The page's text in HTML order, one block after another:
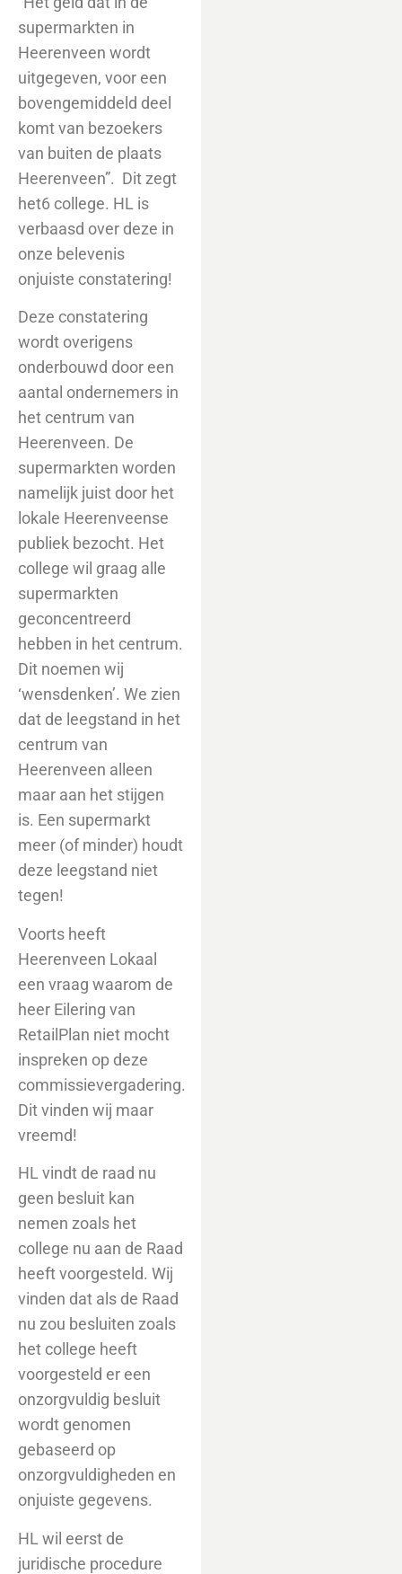
supermarkten in
Heerenveen wordt
uitgegeven, voor een
bovengemiddeld deel
komt van bezoekers
van buiten de plaats
Heerenveen”. Dit zegt
het6 college. HL is
verbaasd over deze in
onze belevenis
onjuiste constatering!
Deze constatering
wordt overigens
onderbouwd door een
aantal ondernemers in
het centrum van
Heerenveen. De
supermarkten worden
namelijk juist door het
lokale Heerenveense
publiek bezocht. Het
college wil graag alle
supermarkten
geconcentreerd
hebben in het centrum.
Dit noemen wij
‘wensdenken’. We zien
dat de leegstand in het
centrum van
Heerenveen alleen
maar aan het stijgen
is. Een supermarkt
meer (of minder) houdt
deze leegstand niet
tegen!
Voorts heeft
Heerenveen Lokaal
een vraag waarom de
heer Eilering van
RetailPlan niet mocht
inspreken op deze
commissievergadering.
Dit vinden wij maar
vreemd!
HL vindt de raad nu
geen besluit kan
nemen zoals het
college nu aan de Raad
heeft voorgesteld. Wij
vinden dat als de Raad
nu zou besluiten zoals
het college heeft
voorgesteld er een
onzorgvuldig besluit
wordt genomen
gebaseerd op
onzorgvuldigheden en
onjuiste gegevens.
HL wil eerst de
juridische procedure